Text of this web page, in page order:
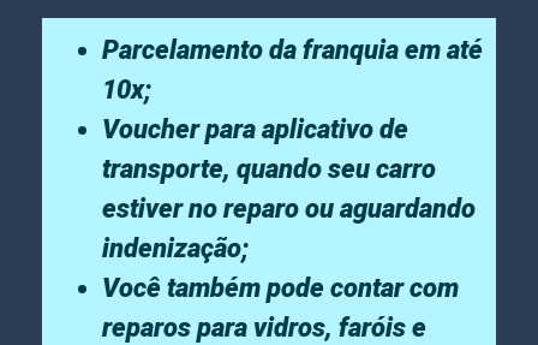
Parcelamento da franquia em até
10x;
Voucher para aplicativo de
transporte, quando seu carro
estiver no reparo ou aguardando
indenização;
Você também pode contar com
reparos para vidros, faróis e